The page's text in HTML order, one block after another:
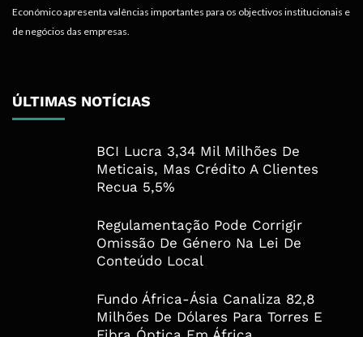
Económico apresenta valências importantes para os objectivos institucionais e
de negócios das empresas.
ÚLTIMAS NOTÍCIAS
BCI Lucra 3,34 Mil Milhões De
Meticais, Mas Crédito A Clientes
Recua 5,5%
Regulamentação Pode Corrigir
Omissão De Género Na Lei De
Conteúdo Local
Fundo África-Ásia Canaliza 82,8
Milhões De Dólares Para Torres E